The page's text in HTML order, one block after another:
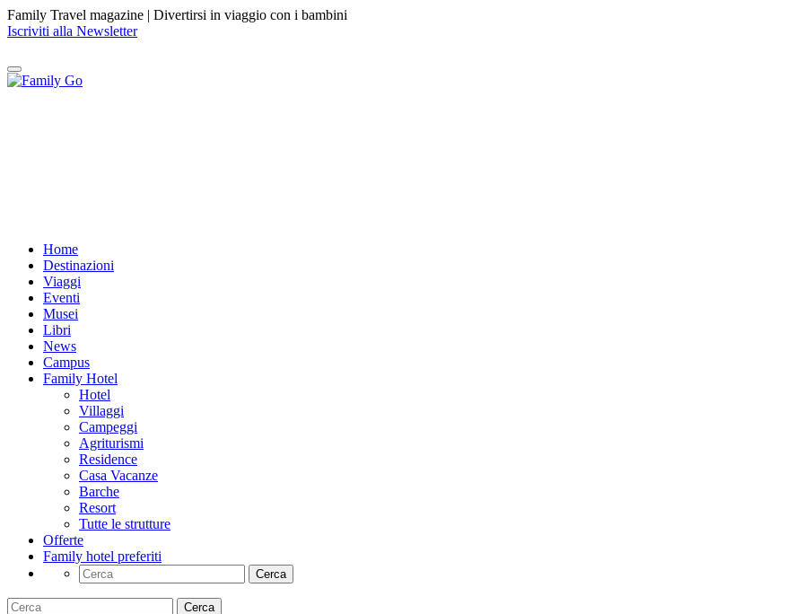
Family Travel magazine | Divertirsi in viaggio con i bambini
Iscriviti alla Newsletter
Home
Destinazioni
Viaggi
Eventi
Musei
Libri
News
Campus
Family Hotel
Hotel
Villaggi
Campeggi
Agriturismi
Residence
Casa Vacanze
Barche
Resort
Tutte le strutture
Offerte
Family hotel preferiti
Cerca
Cerca